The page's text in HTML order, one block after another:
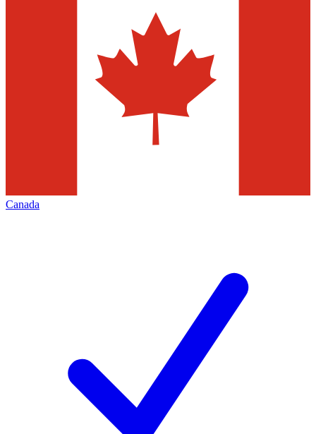
Canada